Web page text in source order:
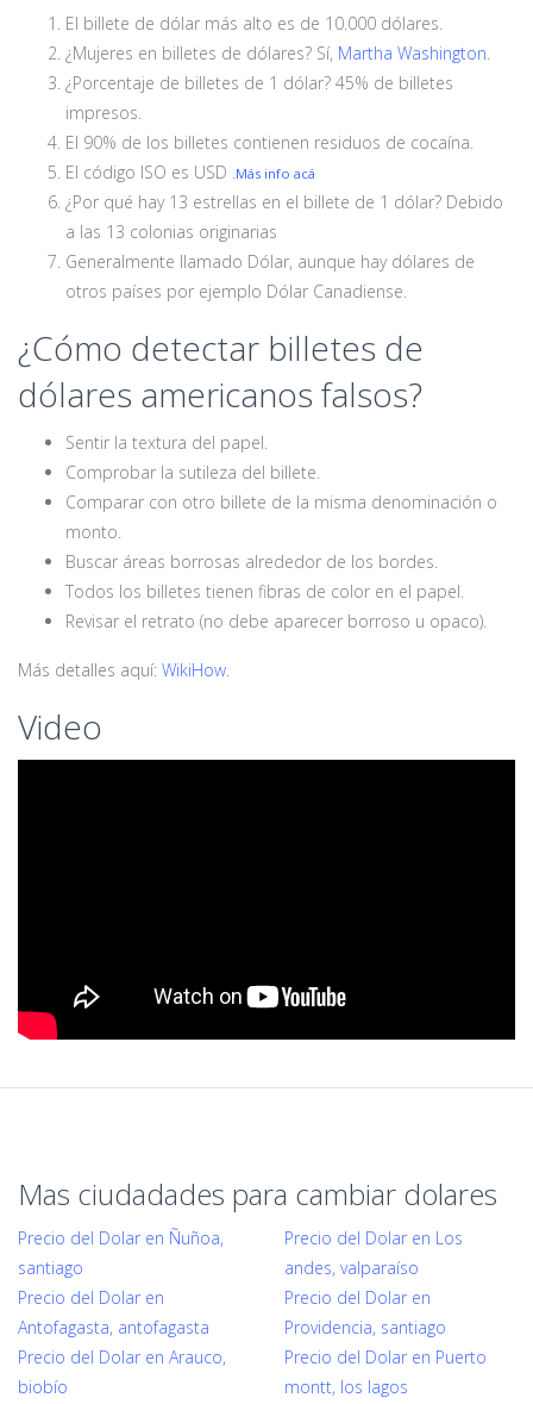
El billete de dólar más alto es de 10.000 dólares.
¿Mujeres en billetes de dólares? Sí, Martha Washington.
¿Porcentaje de billetes de 1 dólar? 45% de billetes
impresos.
El 90% de los billetes contienen residuos de cocaína.
El código ISO es USD .Más info acá
¿Por qué hay 13 estrellas en el billete de 1 dólar? Debido
a las 13 colonias originarias
Generalmente llamado Dólar, aunque hay dólares de
otros países por ejemplo Dólar Canadiense.
¿Cómo detectar billetes de
dólares americanos falsos?
Sentir la textura del papel.
Comprobar la sutileza del billete.
Comparar con otro billete de la misma denominación o
monto.
Buscar áreas borrosas alrededor de los bordes.
Todos los billetes tienen fibras de color en el papel.
Revisar el retrato (no debe aparecer borroso u opaco).
Más detalles aquí: WikiHow.
Video
Mas ciudadades para cambiar dolares
Precio del Dolar en Ñuñoa,
santiago
Precio del Dolar en
Antofagasta, antofagasta
Precio del Dolar en Arauco,
biobío
Precio del Dolar en Los
andes, valparaíso
Precio del Dolar en
Providencia, santiago
Precio del Dolar en Puerto
montt, los lagos